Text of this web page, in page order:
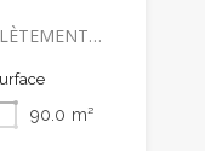
90.0 m²